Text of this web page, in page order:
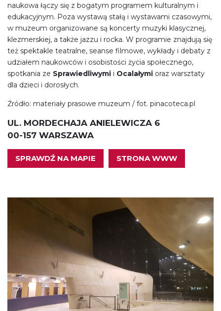
naukowa łączy się z bogatym programem kulturalnym i
edukacyjnym. Poza wystawą stałą i wystawami czasowymi,
w muzeum organizowane są koncerty muzyki klasycznej,
klezmerskiej, a także jazzu i rocka. W programie znajdują się
też spektakle teatralne, seanse filmowe, wykłady i debaty z
udziałem naukowców i osobistości życia społecznego,
spotkania ze Sprawiedliwymi i Ocalałymi oraz warsztaty
dla dzieci i dorosłych.
Źródło: materiały prasowe muzeum / fot. pinacoteca.pl
UL. MORDECHAJA ANIELEWICZA 6
00-157 WARSZAWA
SPRAWDŹ NA MAPIE STRONA WWW